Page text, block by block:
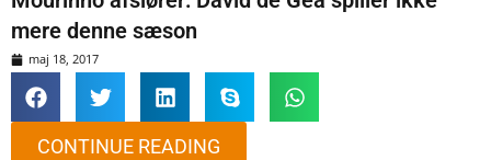
mere denne sæson
maj 18, 2017
CONTINUE READING